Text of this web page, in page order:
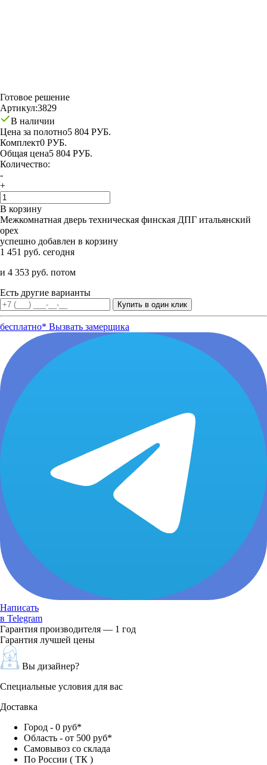
Готовое решение
Артикул:3829
В наличии
Цена за полотно5 804 РУБ.
Комплект0 РУБ.
Общая цена5 804 РУБ.
Количество:
-
+
В корзину
Межкомнатная дверь техническая финская ДПГ итальянский
орех
успешно добавлен в корзину
1 451 руб. сегодня
и 4 353 руб. потом
Есть другие варианты
бесплатно* Вызвать замерщика
Написать
в Telegram
Гарантия производителя — 1 год
Гарантия лучшей цены
Вы дизайнер?
Специальные условия для вас
Доставка
Город - 0 руб*
Область - от 500 руб*
Самовывоз со склада
По России ( ТК )